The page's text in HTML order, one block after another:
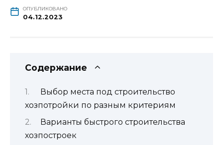
ОПУБЛИКОВАНО
04.12.2023
Содержание
Выбор места под строительство
хозпотройки по разным критериям
Варианты быстрого строительства
хозпостроек